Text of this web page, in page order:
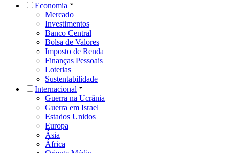
Economia
Mercado
Investimentos
Banco Central
Bolsa de Valores
Imposto de Renda
Finanças Pessoais
Loterias
Sustentabilidade
Internacional
Guerra na Ucrânia
Guerra em Israel
Estados Unidos
Europa
Ásia
África